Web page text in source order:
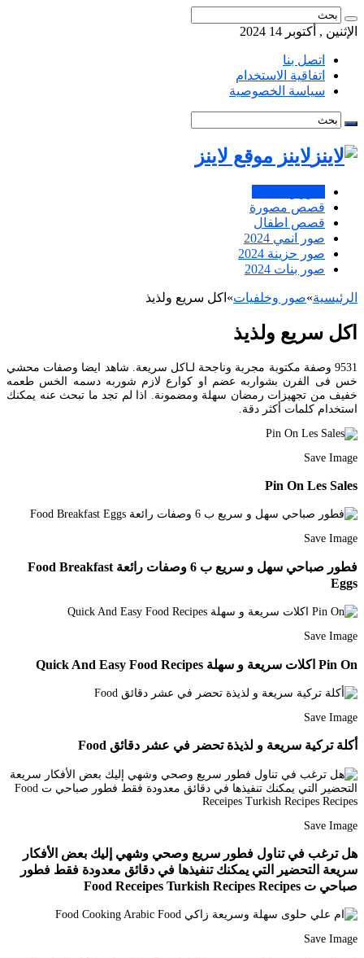
الإثنين , أكتوبر 14 2024
اتصل بنا
اتفاقية الاستخدام
سياسة الخصوصية
لاينز موقع لاينز
قصص مصورة
قصص اطفال
صور انمي 2024
صور حزينة 2024
صور بنات 2024
الرئيسية»صور وخلفيات» اكل سريع ولذيذ
اكل سريع ولذيذ
9531 وصفة مكتوبة مجربة وناجحة لـاكل سريعة. شاهد ايضا وصفات محشي
خس فى الفرن بشواربه عضم او كوارع لازم شوربه دسمه الخس طعمه
خفيف من تجهيزات رمضان سهلة ومضمونة. اذا لم تجد ما تبحث عنه يمكنك
استخدام كلمات أكثر دقة.
Save Image
Pin On Les Sales
Save Image
فطور صباحي سهل و سريع ب 6 وصفات رائعة Food Breakfast
Eggs
Save Image
Pin On اكلات سريعة و سهلة Quick And Easy Food Recipes
Save Image
أكلة تركية سريعة و لذيذة تحضر في عشر دقائق Food
Save Image
هل ترغب في تناول فطور سريع وصحي وشهي إليك بعض الأفكار
سريعة التحضير التي يمكنك تنفيذها في دقائق معدودة فقط فطور
صباحي ت Food Receipes Turkish Recipes Recipes
Save Image